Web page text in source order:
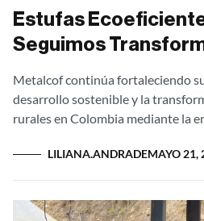
Estufas
Seguimos
Metalcof continúa fortaleciendo
desarrollo sostenible y la
rurales en Colombia mediante la
LILIANA.ANDRADEMAYO 21,